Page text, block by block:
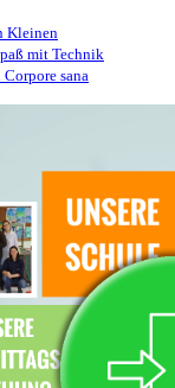
Kleinen
mit Technik
sana